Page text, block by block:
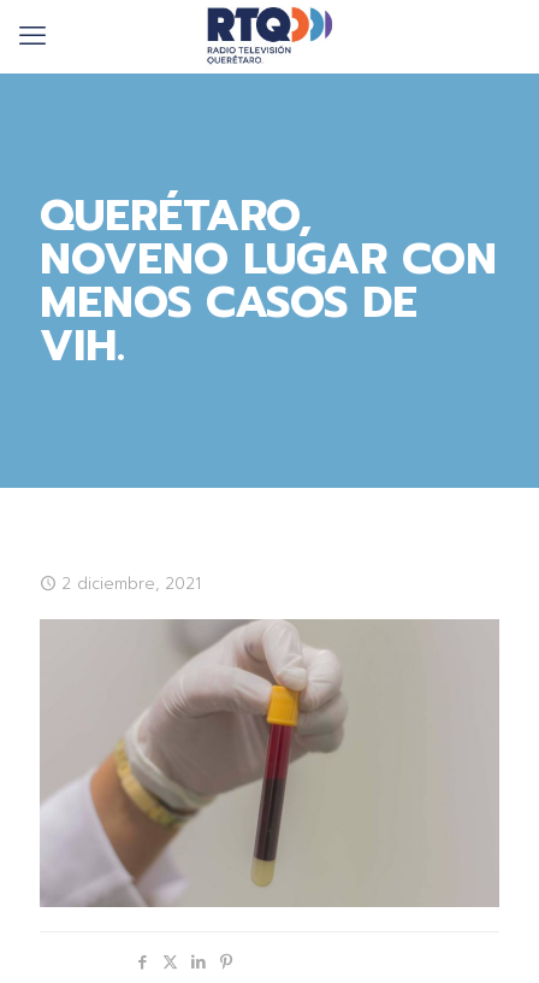
QUERÉTARO,
NOVENO LUGAR CON
MENOS CASOS DE
VIH.
2 diciembre, 2021